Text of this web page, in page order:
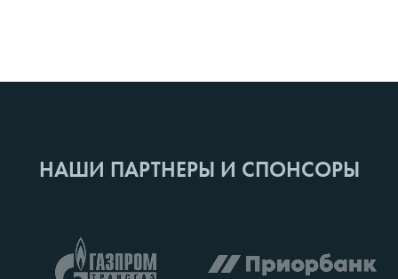
НАШИ ПАРТНЕРЫ И СПОНСОРЫ